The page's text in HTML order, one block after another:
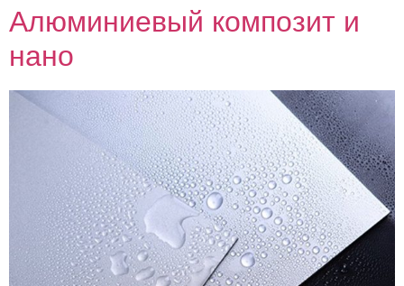
Алюминиевый композит и
нано